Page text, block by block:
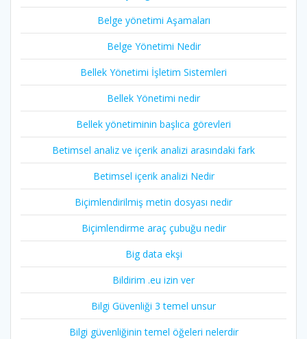
Belge yönetimi Aşamaları
Belge Yönetimi Nedir
Bellek Yönetimi İşletim Sistemleri
Bellek Yönetimi nedir
Bellek yönetiminin başlıca görevleri
Betimsel analiz ve içerik analizi arasındaki fark
Betimsel içerik analizi Nedir
Biçimlendirilmiş metin dosyası nedir
Biçimlendirme araç çubuğu nedir
Big data ekşi
Bildirim .eu izin ver
Bilgi Güvenliği 3 temel unsur
Bilgi güvenliğinin temel öğeleri nelerdir